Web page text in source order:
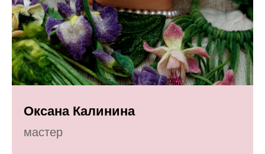
Оксана Калинина
мастер